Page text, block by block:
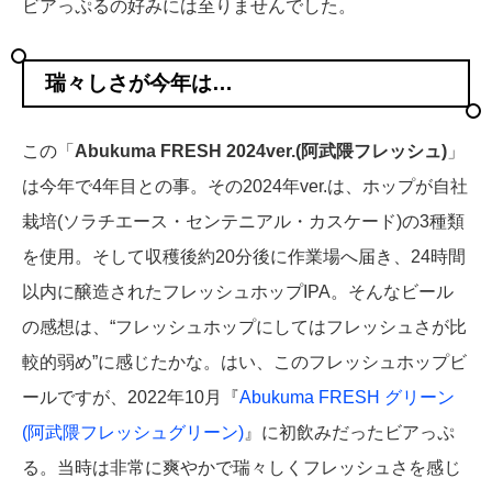
ビアっぷるの好みには至りませんでした。
瑞々しさが今年は…
この「 Abukuma FRESH 2024ver.(阿武隈フレッシュ) 」
は今年で4年目との事。その2024年ver.は、ホップが自社
栽培(ソラチエース・センテニアル・カスケード)の3種類
を使用。そして収穫後約20分後に作業場へ届き、24時間
以内に醸造されたフレッシュホップIPA。そんなビール
の感想は、“フレッシュホップにしてはフレッシュさが比
較的弱め”に感じたかな。はい、このフレッシュホップビ
ールですが、2022年10月『Abukuma FRESH グリーン
(阿武隈フレッシュグリーン) 』に初飲みだったビアっぷ
る。当時は非常に爽やかで瑞々しくフレッシュさを感じ